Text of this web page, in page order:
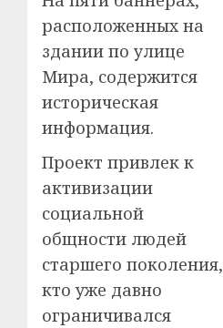
расположенных на
здании по улице
Мира, содержится
историческая
информация.
Проект привлек к
активизации
социальной
общности людей
старшего поколения,
кто уже давно
ограничивался